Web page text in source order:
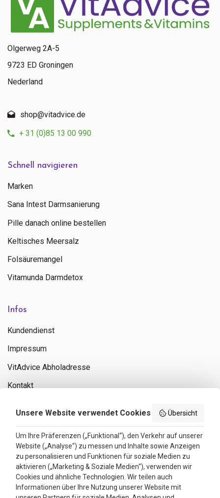
Schnell navigieren
Marken
Sana Intest Darmsanierung
Pille danach online bestellen
Keltisches Meersalz
Folsäuremangel
Vitamunda Darmdetox
Infos
Kundendienst
Impressum
VitAdvice Abholadresse
Kontakt
Bewertungen
4.3
Google Reviews
Olgerweg 2A-5
9723 ED Groningen
Nederland
shop@vitadvice.de
+ 31 (0)85 13 00 990
Unsere Website verwendet Cookies Übersicht
Um Ihre Präferenzen („Funktional“), den Verkehr auf unserer
Website („Analyse“) zu messen und Inhalte sowie Anzeigen
zu personalisieren und Funktionen für soziale Medien zu
aktivieren („Marketing & Soziale Medien“), verwenden wir
Cookies und ähnliche Technologien. Wir teilen auch
Informationen über Ihre Nutzung unserer Website mit